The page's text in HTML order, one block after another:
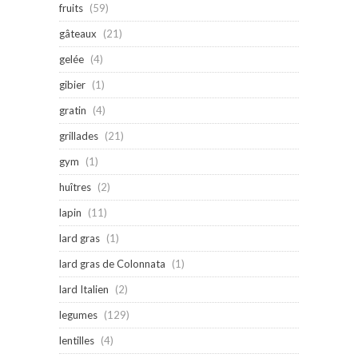
fruits (59)
gâteaux
(21)
gelée (4)
gibier (1)
gratin
(4)
grillades (21)
gym
(1)
huîtres (2)
lapin
(11)
lard gras (1)
lard gras de Colonnata
(1)
lard Italien
(2)
legumes (129)
lentilles (4)